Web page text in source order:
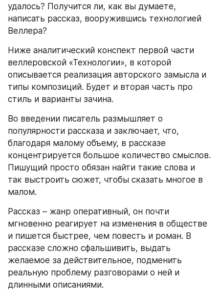
удалось? Получится ли, как вы думаете,
написать рассказ, вооружившись технологией
Веллера?
Ниже аналитический конспект первой части
веллеровской «Технологии», в которой
описывается реализация авторского замысла и
типы композиций. Будет и вторая часть про
стиль и варианты зачина.
Во введении писатель размышляет о
популярности рассказа и заключает, что,
благодаря малому объему, в рассказе
концентрируется большое количество смыслов.
Пишущий просто обязан найти такие слова и
так выстроить сюжет, чтобы сказать многое в
малом.
Рассказ – жанр оперативный, он почти
мгновенно реагирует на изменения в обществе
и пишется быстрее, чем повесть и роман. В
рассказе сложно сфальшивить, выдать
желаемое за действительное, подменить
реальную проблему разговорами о ней и
длинными описаниями.